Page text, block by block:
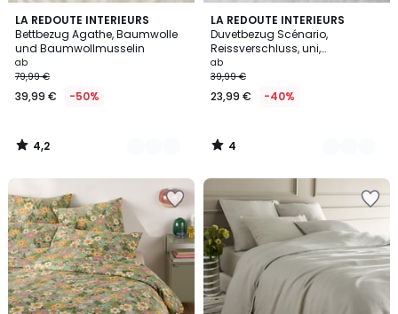
LA REDOUTE INTERIEURS
Bettbezug Agathe, Baumwolle
und Baumwollmusselin
ab
79,99 €
39,99 € -50%
4,2
/ 5
2
Farben
4,2
/
LA REDOUTE INTERIEURS
Duvetbezug Scénario,
Reissverschluss, uni,
Baumwolle
ab
39,99 €
23,99 € -40%
4
/
5
22
Farben
4
/